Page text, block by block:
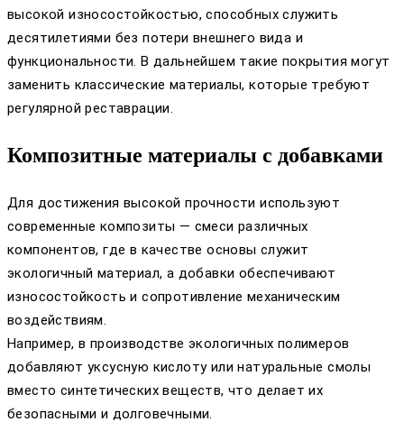
высокой износостойкостью, способных служить
десятилетиями без потери внешнего вида и
функциональности. В дальнейшем такие покрытия могут
заменить классические материалы, которые требуют
регулярной реставрации.
Композитные материалы с добавками
Для достижения высокой прочности используют
современные композиты — смеси различных
компонентов, где в качестве основы служит
экологичный материал, а добавки обеспечивают
износостойкость и сопротивление механическим
воздействиям.
Например, в производстве экологичных полимеров
добавляют уксусную кислоту или натуральные смолы
вместо синтетических веществ, что делает их
безопасными и долговечными.